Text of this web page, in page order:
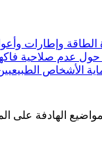
الطاقة وإطارات
حول عدم صلاحية
الأشخاص
الهادفة